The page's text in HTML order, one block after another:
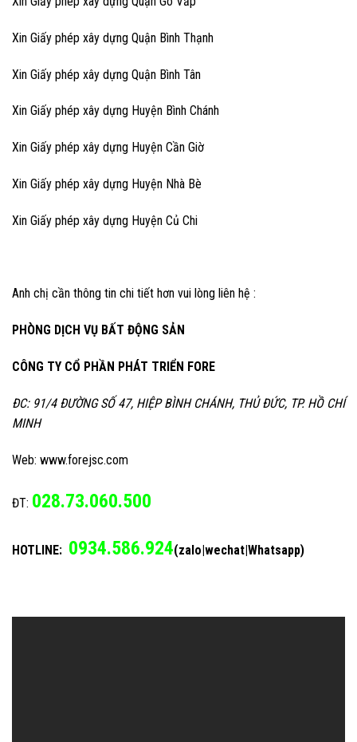
Xin Giấy phép xây dựng Quận Bình Thạnh
Xin Giấy phép xây dựng Quận Bình Tân
Xin Giấy phép xây dựng Huyện Bình Chánh
Xin Giấy phép xây dựng Huyện Cần Giờ
Xin Giấy phép xây dựng Huyện Nhà Bè
Xin Giấy phép xây dựng Huyện Củ Chi
Anh chị cần thông tin chi tiết hơn vui lòng liên hệ :
PHÒNG DỊCH VỤ BẤT ĐỘNG SẢN
CÔNG TY CỔ PHẦN PHÁT TRIỂN FORE
ĐC: 91/4 ĐƯỜNG SỐ 47, HIỆP BÌNH CHÁNH, THỦ ĐỨC, TP. HỒ CHÍ
MINH
Web: www.forejsc.com
ĐT: 028.73.060.500
HOTLINE: 0934.586.924(zalo|wechat|Whatsapp)